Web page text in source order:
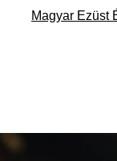
Magyar Ezüst